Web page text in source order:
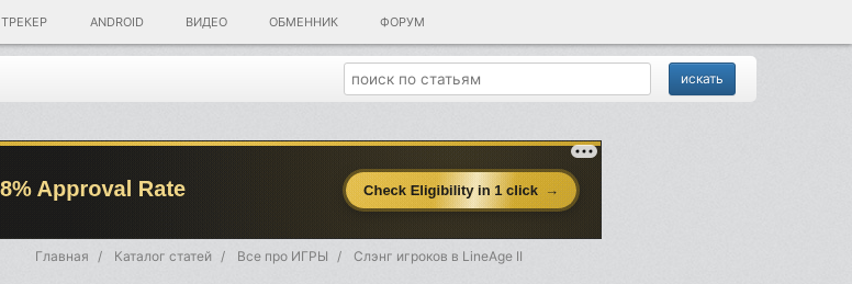
ТРЕКЕР ANDROID ВИДЕО ОБМЕННИК ФОРУМ
Главная Каталог статей Все про ИГРЫ Слэнг игроков в LinеАgе II